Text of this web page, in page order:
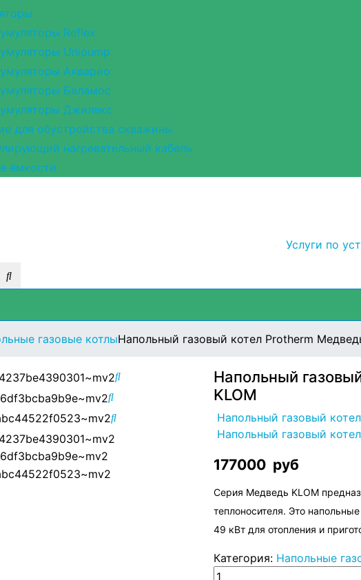
Reflex
Unipump
Акварио
Беламос
Джилекс
для обустройства скважины
нагревательный кабель
ёмкости
Услуги по
газовые котлыНапольный газовый котел Protherm
Напольный
KLOM
Напольный газовый
Напольный газовый
177000 руб
Серия Медведь KLOM
теплоносителя. Это
49 кВт для отопления и
Категория: Напольные